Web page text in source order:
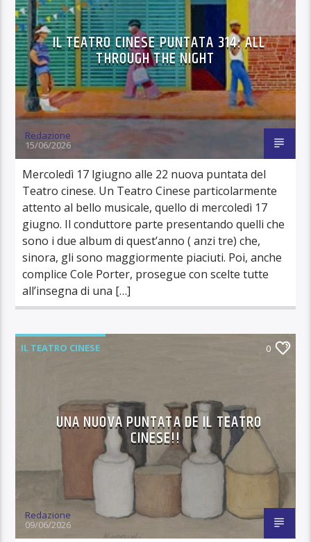
IL TEATRO CINESE PUNTATA 314: ALL
THROUGH THE NIGHT
Redazione
15/06/2026
Mercoledì 17 lgiugno alle 22 nuova puntata del
Teatro cinese. Un Teatro Cinese particolarmente
attento al bello musicale, quello di mercoledì 17
giugno. Il conduttore parte presentando quelli che
sono i due album di quest’anno ( anzi tre) che,
sinora, gli sono maggiormente piaciuti. Poi, anche
complice Cole Porter, prosegue con scelte tutte
all’insegna di una […]
IL TEATRO CINESE 0
UNA NUOVA PUNTATA DE IL TEATRO
CINESE!!
Redazione
09/06/2026